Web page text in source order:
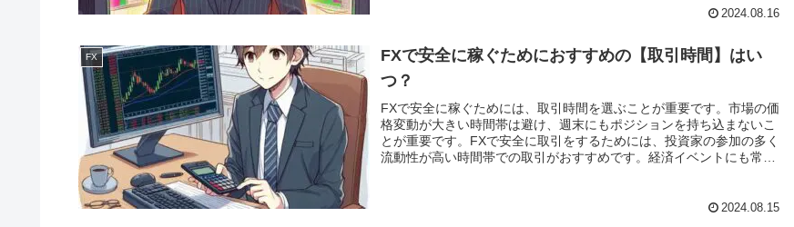
2024.08.16
FX
FXで安全に稼ぐためにおすすめの【取引時間】はい
つ？
FXで安全に稼ぐためには、取引時間を選ぶことが重要です。市場の価
格変動が大きい時間帯は避け、週末にもポジションを持ち込まないこ
とが重要です。FXで安全に取引をするためには、投資家の参加の多く
流動性が高い時間帯での取引がおすすめです。経済イベントにも常に
2024.08.15